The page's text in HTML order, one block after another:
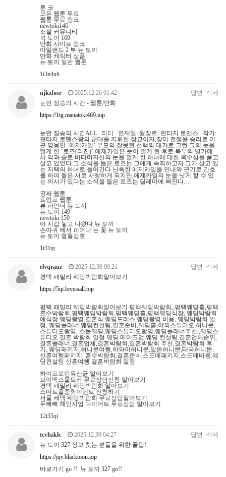
툰 코
모든 웹툰 무료
웹툰 무료 링크
newtoki146
소설 커뮤니티
북 토끼 169
만화 사이트 링크
아일랜드 2 부 뉴 토끼
만화 캐릭터 상품
뉴 토끼 일반 웹툰
1t3n4ub
njkzfosr 2025.12.26 01:42 답변
삭제
눈먼 짐승의 시간 - 웹툰/만화
https://1tg.manatoki469.top
눈먼 짐승의 시간ALL 리디 연재일: 월장르: 판타지 로맨스 작가:
판타지 로맨스왕의 군대를 지휘한 장교이자,장미 전쟁을 승리로 이
끈 영웅인 ‘에제카일’.부모의 잘못된 선택의 대가로 그런 그의 눈을
멀게 한 ‘로즈(리잔)’.에제카일은 눈이 멀게 된 후로 북부의 별가에
서 약과 술로 버티며자신의 눈을 멀게 한 하녀에 대한 복수심을 품고
살고 있었다.그 소식을 들은 로즈는 그에게 속죄하고자 그가 살고 있
는 저택의 하녀로 들어간다.난폭한 에제카일을 인내와 끈기로 간호
를 하며 둘은 서로 사랑하게 되지만,에제카일의 눈을 낫게 할 수 있
는 의사가 있다는 소식을 들은 로즈는 딜레마에 빠진다…
공짜 웹툰
트럼프 웹툰
뷰 파인더 뉴 토끼
뉴 토끼 149
newtoki 150
아 지갑 놓고 나왔다 뉴 토끼
손아귀 에서 피어나 는 꽃 뉴 토끼
뉴 토끼 열혈강호
1t31tg
rlvqrauz 2025.12.30 00:21 답변
삭제
평택 패밀리 웨딩박람회알아보기
https://5qi.loveisall.top
평택 패밀리 웨딩박람회알아보기 평택웨딩박람회,,평택웨딩홀,평택
혼수박람회,평택웨딩박람회,평택웨딩홀,평택웨딩식장, 웨딩박람회
예식장 웨딩촬영 결혼식 웨딩드레스 웨딩촬영 비용, 웨딩박람회 일
정, 웨딩플래너,웨딩컨설팅,결혼준비,웨딩홀,야외스튜디오,허니문,
스튜디오촬영, 스몰웨딩,웨딩스튜디오촬영,웨딩플래너추천 ,웨딩스
튜디오 결혼 박람회 일정 웨딩 메이크업 웨딩 컨설팅 결혼업체순위,
결혼플래너,결혼업체,결혼박람회,결혼박람회 추천,결혼박람회 후
기, 웨딩패키지,허니문여행,하와이허니문,일본허니문,태국허니문,
신혼여행패키지, 혼수박람회,결혼준비,스드메패키지,스드메비용.웨
딩컨설팅 신혼여행 결혼박람회 일정
하이프로틴유산균 알아보기
브이맥스울트라 무료상담신청 알아보기
평택 패밀리 웨딩박람회 알아보기
스마트올중학이벤트 신청하기
서울 세텍 웨딩박람회 무료상담알아보기
두빼빼 체인지업 다이어트 무료상담 알아보기
12t35qi
tcvhzklc 2025.12.30 04:27 답변
삭제
뉴 토끼 327 정보 찾는 분들을 위한 꿀팁!
https://jqv.blacktoon.top
바로가기 go !! 뉴 토끼 327 go!!